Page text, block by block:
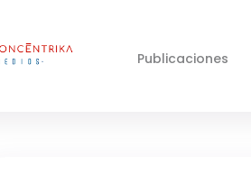
Publicaciones